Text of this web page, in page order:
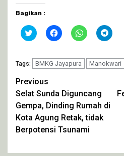
Bagikan :
Klik
untuk
Twitter(Membuka
di
jendela
yang
baru)
Klik
untuk
Facebook(Membuka
di
jendela
Klik
untuk
jendela
Klik
untuk
di
Tags: BMKG Jayapura Manokwari
Continue
Reading
Previous
Selat Sunda Diguncang
Gempa, Dinding Rumah di
Kota Agung Retak, tidak
Berpotensi Tsunami